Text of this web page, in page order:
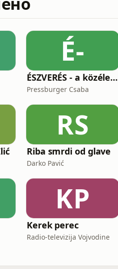
É-
ÉSZVERÉS - a közéleti kijózanító podcast
Pressburger Csaba
RS
Riba smrdi od glave
Darko Pavić
KP
Kerek perec
Radio-televizija Vojvodine